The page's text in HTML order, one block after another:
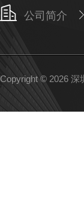
公司简介
Copyright © 2026